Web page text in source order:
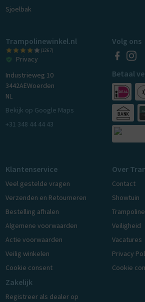
Sjoelbak
Trampolinewinkel.nl
(1267)
Privacy
Industrieweg 10
3442AEWoerden
NL
Bekijk op Google Maps
+31 348 44 44 43
Volg ons
Betaal
Klantenservice
Veel gestelde vragen
Verzenden en Retourneren
Bestelling afhalen
Algemene voorwaarden
Actie voorwaarden
Veilig winkelen
Cookie consent
Over
Contact
Showtuin
Veiligheid
Vacatures
Privacy
Cookie
Zakelijk
Registreer als dealer op